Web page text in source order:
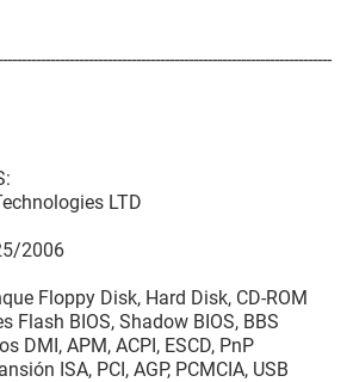
LTD
2006
Floppy Disk, Hard Disk, CD-ROM
Flash BIOS, Shadow BIOS, BBS
DMI, APM, ACPI, ESCD, PnP
ISA, PCI, AGP, PCMCIA, USB